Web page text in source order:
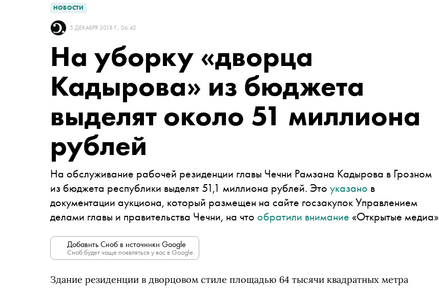
НОВОСТИ
5 ДЕКАБРЯ 2018 Г., 06:42
На уборку «дворца
Кадырова» из бюджета
выделят около 51 миллиона
рублей
На обслуживание рабочей резиденции главы Чечни Рамзана Кадырова в Грозном
из бюджета республики выделят 51,1 миллиона рублей. Это указано в
документации аукциона, который размещен на сайте госзакупок Управлением
делами главы и правительства Чечни, на что обратили внимание «Открытые медиа»
Добавить Сноб в источники Google
Сноб будет чаще появляться у вас в Google.
Здание резиденции в дворцовом стиле площадью 64 тысячи квадратных метра